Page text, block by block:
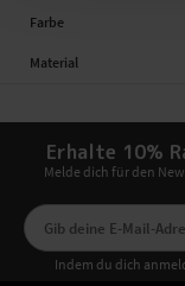
Farbe
Material
Erhalte 10%
Melde dich für den
Indem du dich